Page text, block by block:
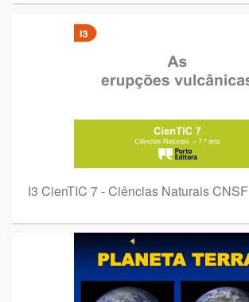
I3 CienTIC 7 - Ciências Naturais CNSF